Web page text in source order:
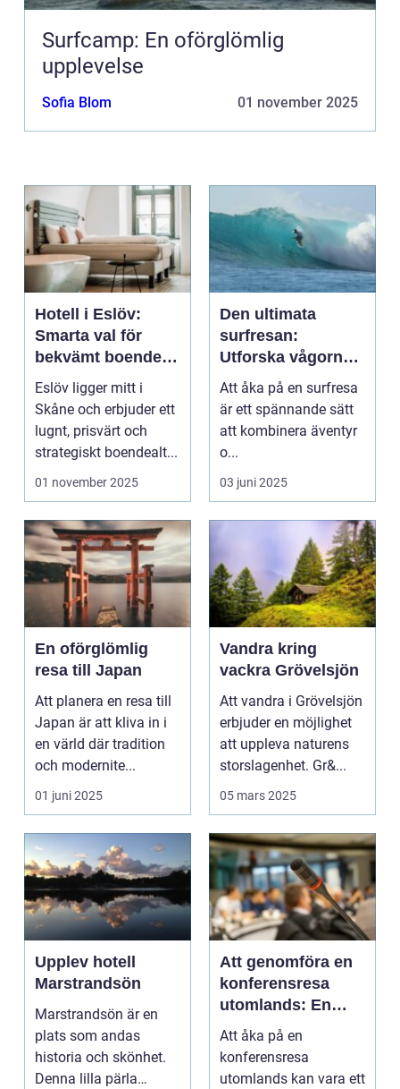
Surfcamp: En oförglömlig
upplevelse
Sofia Blom 01 november 2025
Hotell i Eslöv:
Smarta val för
bekvämt boende i
hjärtat av Skåne
Eslöv ligger mitt i
Skåne och erbjuder ett
lugnt, prisvärt och
strategiskt boendealt...
01 november 2025
Den ultimata
surfresan:
Utforska vågorna
och upptäck
äventyret
Att åka på en surfresa
är ett spännande sätt
att kombinera äventyr
o...
03 juni 2025
En oförglömlig
resa till Japan
Att planera en resa till
Japan är att kliva in i
en värld där tradition
och modernite...
01 juni 2025
Vandra kring
vackra Grövelsjön
Att vandra i Grövelsjön
erbjuder en möjlighet
att uppleva naturens
storslagenhet. Gr&...
05 mars 2025
Upplev hotell
Marstrandsön
Marstrandsön är en
plats som andas
historia och skönhet.
Denna lilla pärla
Att genomföra en
konferensresa
utomlands: En
möjlighet för
tillväxt och
samarbete
Att åka på en
konferensresa
utomlands kan vara ett